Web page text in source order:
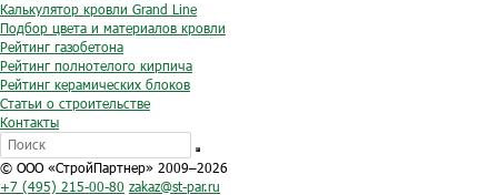
Калькулятор кровли Grand Line
Подбор цвета и материалов кровли
Рейтинг газобетона
Рейтинг полнотелого кирпича
Рейтинг керамических блоков
Статьи о строительстве
Контакты
© ООО «СтройПартнер» 2009–2026
+7 (495) 215-00-80 zakaz@st-par.ru